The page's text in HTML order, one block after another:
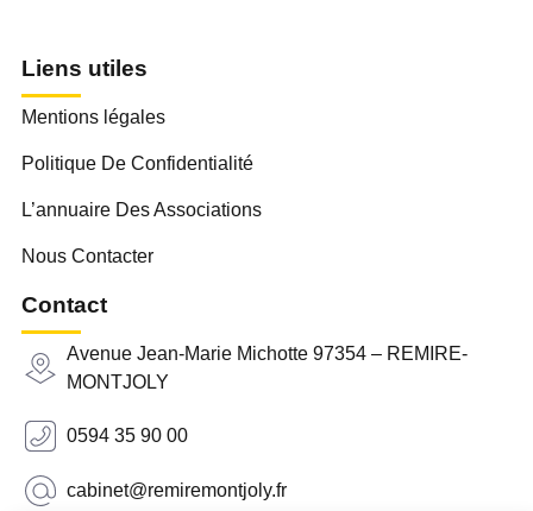
Liens utiles
Mentions légales
Politique De Confidentialité
L’annuaire Des Associations
Nous Contacter
Contact
Avenue Jean-Marie Michotte 97354 – REMIRE-
MONTJOLY
0594 35 90 00
cabinet@remiremontjoly.fr